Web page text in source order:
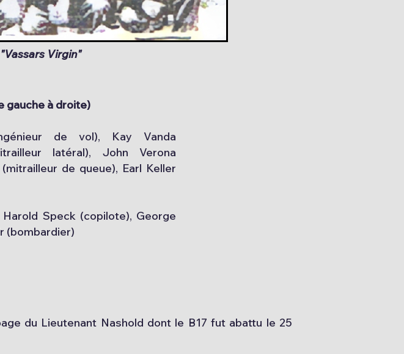
"Vassars Virgin"
gauche à droite)
de vol), Kay Vanda
latéral), John Verona
de queue), Earl Keller
Speck (copilote), George
(bombardier)
du Lieutenant Nashold dont le B17 fut abattu le 25